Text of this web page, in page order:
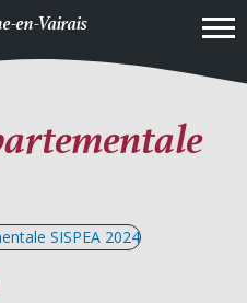
en-Vairais
SISPEA 2024